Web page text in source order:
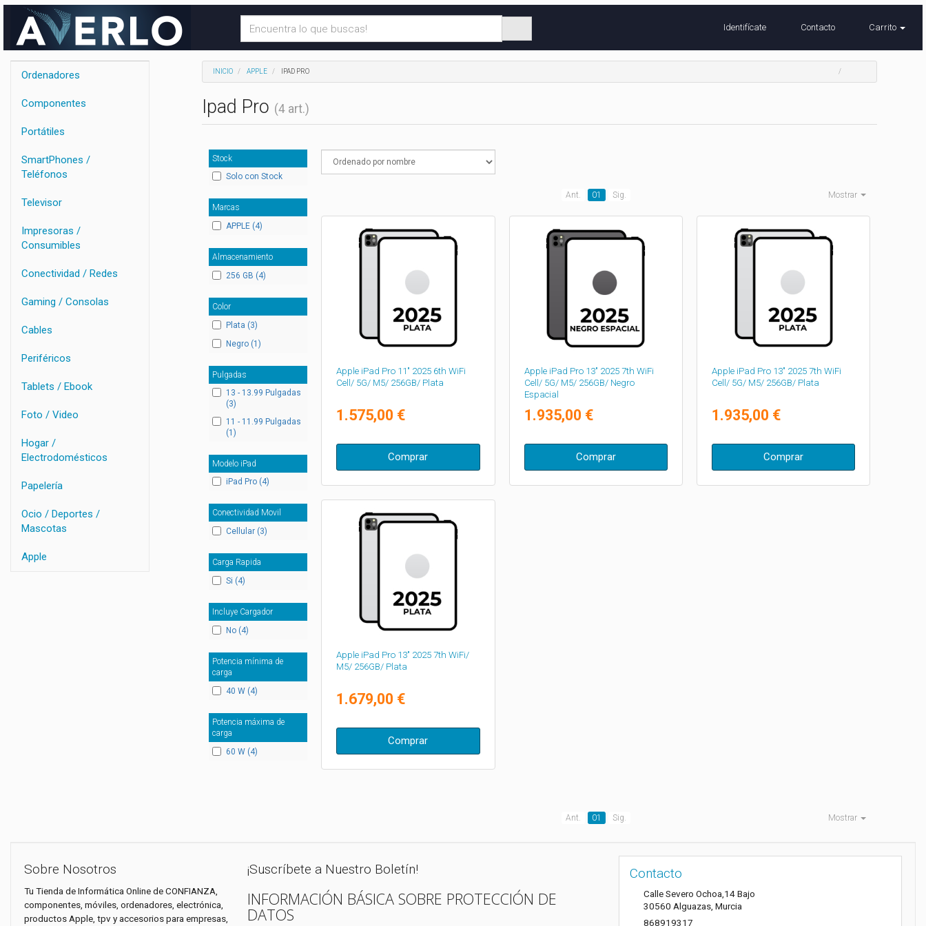
Identifícate Contacto Carrito
Ordenadores
Componentes
Portátiles
SmartPhones /
Teléfonos
Televisor
Impresoras /
Consumibles
Conectividad / Redes
Gaming / Consolas
Cables
Periféricos
Tablets / Ebook
Foto / Video
Hogar /
Electrodomésticos
Papelería
Ocio / Deportes /
Mascotas
Apple
INICIO APPLE IPAD PRO
Ipad Pro (4 art.)
Stock
Solo con Stock
Marcas
APPLE (4)
Almacenamiento
256 GB (4)
Color
Plata (3)
Negro (1)
Pulgadas
13 - 13.99 Pulgadas
(3)
11 - 11.99 Pulgadas
(1)
Modelo iPad
iPad Pro (4)
Conectividad Movil
Cellular (3)
Carga Rapida
Si (4)
Incluye Cargador
No (4)
Potencia mínima de
carga
40 W (4)
Potencia máxima de
carga
60 W (4)
Ant. 01 Sig. Mostrar
Apple iPad Pro 11" 2025 6th WiFi
Cell/ 5G/ M5/ 256GB/ Plata
1.575,00 €
Comprar
Apple iPad Pro 13" 2025 7th WiFi
Cell/ 5G/ M5/ 256GB/ Negro
Espacial
1.935,00 €
Comprar
Apple iPad Pro 13" 2025 7th WiFi
Cell/ 5G/ M5/ 256GB/ Plata
1.935,00 €
Comprar
Apple iPad Pro 13" 2025 7th WiFi/
M5/ 256GB/ Plata
1.679,00 €
Comprar
Ant. 01 Sig. Mostrar
Sobre Nosotros
Tu Tienda de Informática Online de CONFIANZA,
componentes, móviles, ordenadores, electrónica,
productos Apple, tpv y accesorios para empresas,
¡Suscríbete a Nuestro Boletín!
INFORMACIÓN BÁSICA SOBRE PROTECCIÓN DE
DATOS
Contacto
Calle Severo Ochoa,14 Bajo
30560 Alguazas, Murcia
868919317